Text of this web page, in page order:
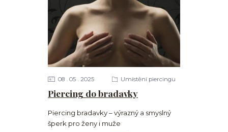
Piercing do bradavky
08 05 2025 Umístění piercingu
Piercing bradavky – výrazný a smyslný
šperk pro ženy i muže